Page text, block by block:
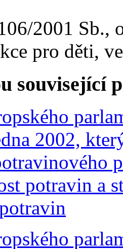
2001 Sb.,
pro děti,
související
2002,
potravin a